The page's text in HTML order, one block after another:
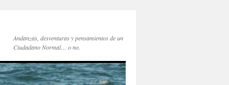
Andanzas, desventuras y pensamientos de un
Ciudadano Normal… o no.